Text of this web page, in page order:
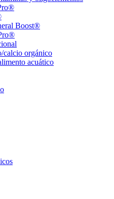
Boost®
calcio orgánico
acuático